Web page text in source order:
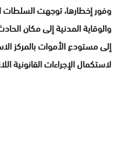
وفور إخطارها، توجهت السلطات
والوقاية المدنية إلى مكان
إلى مستودع الأموات بالمركز
لاستكمال الإجراءات القانونية